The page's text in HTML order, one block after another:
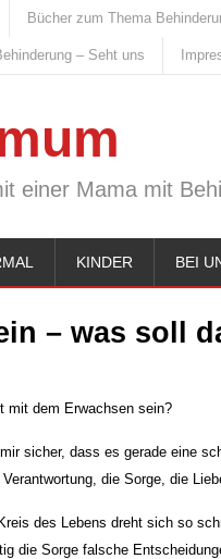
Bücher zum Thema
– Seht uns
einer Mama mit
KINDER BEI
– was soll
mit dem Erwachsen sein?
sicher, dass es gerade eine
die Sorge, die
des Lebens dreht sich so
die Sorge falsche